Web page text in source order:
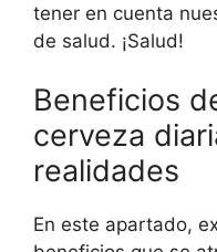
tener en cuenta
de salud. ¡Salud!
Beneficios
cerveza
realidades
En este apartado,